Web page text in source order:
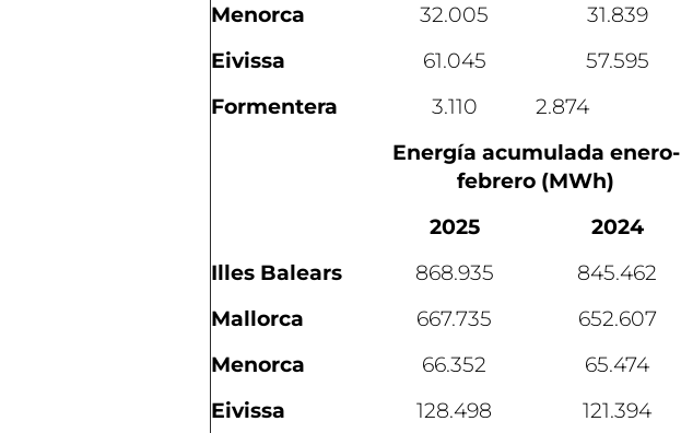
Menorca
32.005 31.839
Eivissa
61.045 57.595
Formentera
3.110 2.874
Energía acumulada enero-
febrero (MWh)
2025
2024
Illes Balears
868.935 845.462
Mallorca
667.735 652.607
Menorca
66.352 65.474
Eivissa
128.498 121.394